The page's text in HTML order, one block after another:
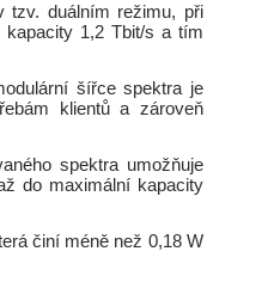
tzv. duálním režimu, při
1,2 Tbit/s a tím
šířce spektra je
klientů a zároveň
spektra umožňuje
do maximální kapacity
činí méně než 0,18 W